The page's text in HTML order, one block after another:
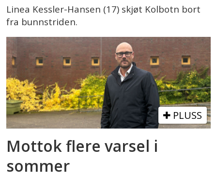
Linea Kessler-Hansen (17) skjøt Kolbotn bort
fra bunnstriden.
PLUSS
Mottok flere varsel i
sommer